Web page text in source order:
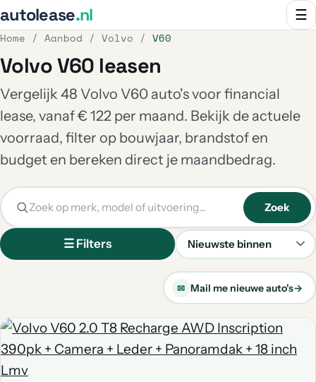
autolease.nl ☰
Home / Aanbod / Volvo / V60
Volvo V60 leasen
Vergelijk 48 Volvo V60 auto's voor financial
lease, vanaf € 122 per maand. Bekijk de actuele
voorraad, filter op bouwjaar, brandstof en
budget en bereken direct je maandbedrag.
☰ Filters
Sorteren
Zoek
✉ Mail me nieuwe auto's→